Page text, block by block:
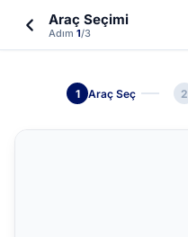
Araç Seçimi
Adım 1/3
1 Araç Seç 2